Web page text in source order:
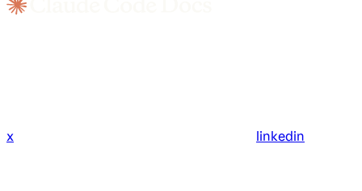
x linkedin